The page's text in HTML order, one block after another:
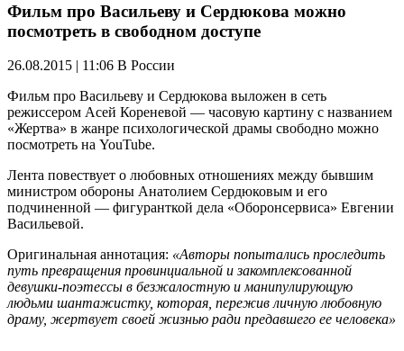
Фильм про Васильеву и Сердюкова можно
посмотреть в свободном доступе
26.08.2015 | 11:06 В России
Фильм про Васильеву и Сердюкова выложен в сеть
режиссером Асей Кореневой — часовую картину с названием
«Жертва» в жанре психологической драмы свободно можно
посмотреть на YouTube.
Лента повествует о любовных отношениях между бывшим
министром обороны Анатолием Сердюковым и его
подчиненной — фигуранткой дела «Оборонсервиса» Евгении
Васильевой.
Оригинальная аннотация: «Авторы попытались проследить
путь превращения провинциальной и закомплексованной
девушки-поэтессы в безжалостную и манипулирующую
людьми шантажистку, которая, пережив личную любовную
драму, жертвует своей жизнью ради предавшего ее человека»